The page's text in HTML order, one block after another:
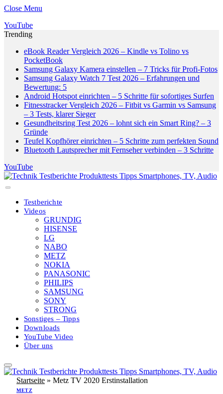
Close Menu
YouTube
Trending
eBook Reader Vergleich 2026 – Kindle vs Tolino vs
PocketBook
Samsung Galaxy Kamera einstellen – 7 Tricks für Profi-Fotos
Samsung Galaxy Watch 7 Test 2026 – Erfahrungen und
Bewertung: 5
Android Hotspot einrichten – 5 Schritte für sofortiges Surfen
Fitnesstracker Vergleich 2026 – Fitbit vs Garmin vs Samsung
– 3 Tests, klarer Sieger
Gesundheitsring Test 2026 – lohnt sich ein Smart Ring? – 3
Gründe
Teufel Kopfhörer einrichten – 5 Schritte zum perfekten Sound
Bluetooth Lautsprecher mit Fernseher verbinden – 3 Schritte
YouTube
Testberichte
Videos
GRUNDIG
HISENSE
LG
NABO
METZ
NOKIA
PANASONIC
PHILIPS
SAMSUNG
SONY
STRONG
Sonstiges – Tipps
Downloads
YouTube Video
Über uns
Startseite » Metz TV 2020 Erstinstallation
METZ